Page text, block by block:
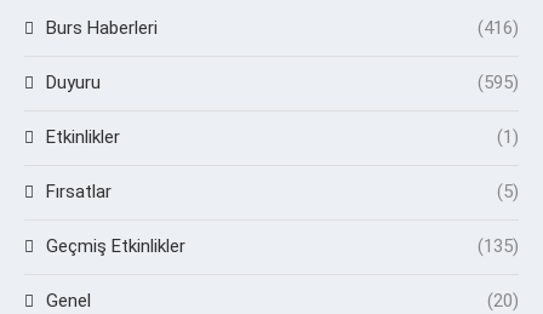
Burs Haberleri (416)
Duyuru (595)
Etkinlikler (1)
Fırsatlar (5)
Geçmiş Etkinlikler (135)
Genel (20)